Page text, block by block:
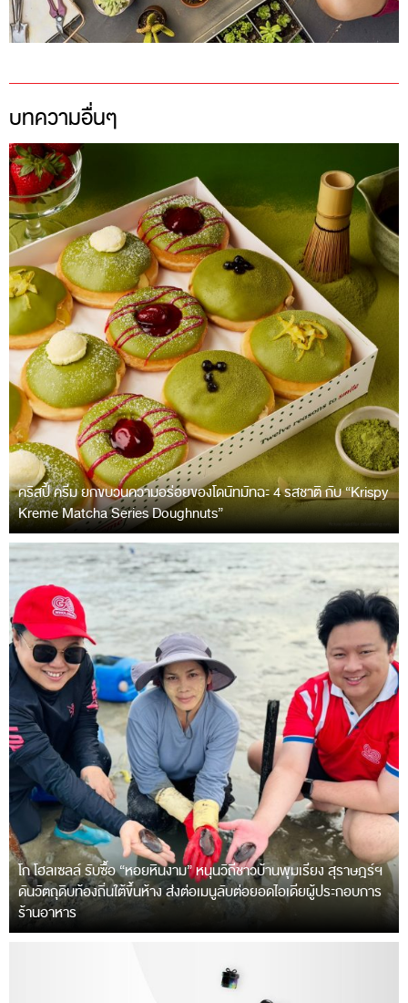
บทความอื่นๆ
คริสปี้ ครีม ยกขบวนความอร่อยของโดนัทมัทฉะ 4 รสชาติ กับ “Krispy
Kreme Matcha Series Doughnuts”
โก โฮลเซลล์ รับซื้อ “หอยหินงาม” หนุนวิถีชาวบ้านพุมเรียง สุราษฎร์ฯ
ดันวัตถุดิบท้องถิ่นใต้ขึ้นห้าง ส่งต่อเมนูลับต่อยอดไอเดียผู้ประกอบการ
ร้านอาหาร